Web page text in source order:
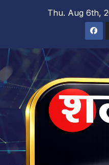
Thu. Aug 6th,